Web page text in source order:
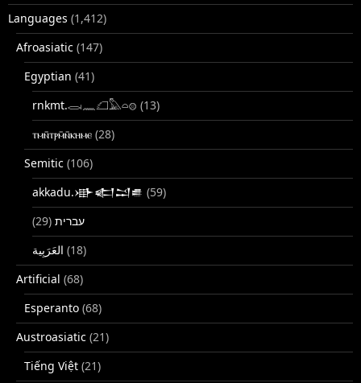
Languages (1,412)
Afroasiatic (147)
Egyptian (41)
rnkmt.𓂋𓏺𓈖𓆎𓅓𓏏𓊖 (13)
ⲧⲙⲛ̄ⲧⲣⲙ̄ⲛ̄ⲕⲏⲙⲉ (28)
Semitic (106)
akkadu.𒀝𒅗𒁺𒌑 (59)
עברית (29)
(18)
Artificial (68)
Esperanto (68)
Austroasiatic (21)
Tiếng Việt (21)